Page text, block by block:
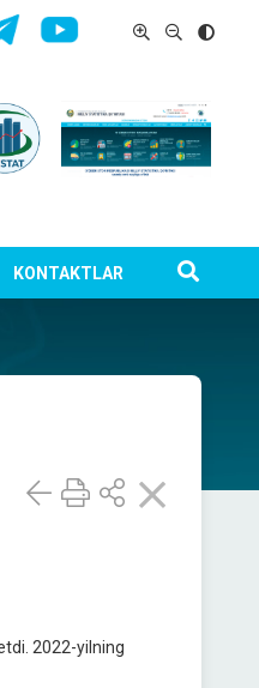
KONTAKTLAR
2022-yilning